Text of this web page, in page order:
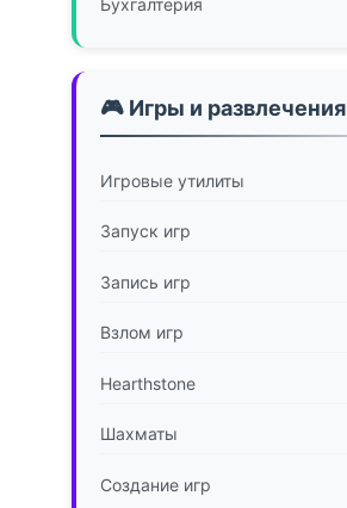
🎮 Игры и развлечения
Игровые утилиты
Запуск игр
Запись игр
Взлом игр
Hearthstone
Шахматы
Создание игр